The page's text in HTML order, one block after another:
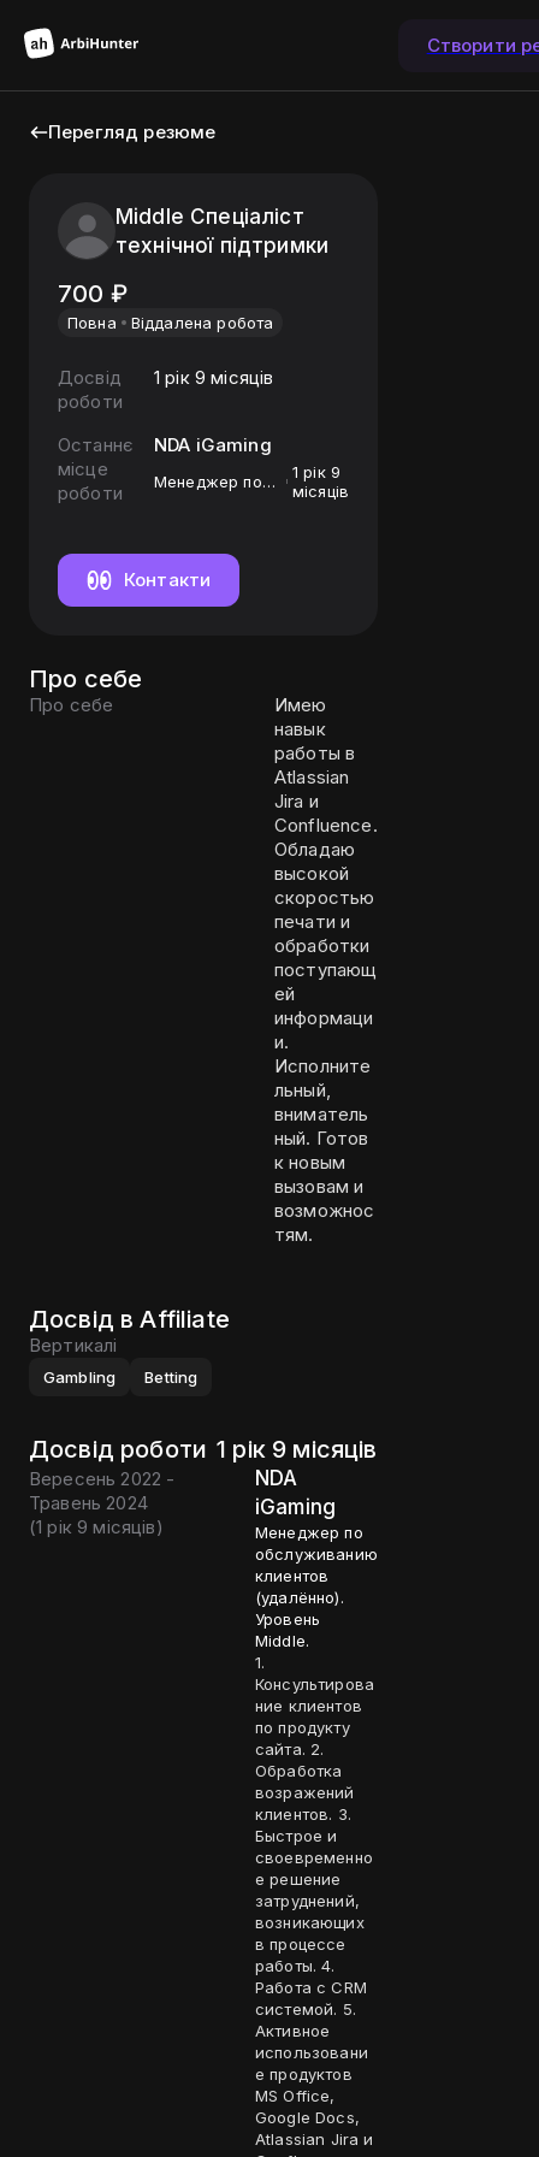
Створити
Перегляд резюме
Middle Спеціаліст
технічної підтримки
700 ₽
Повна Віддалена робота
Досвід
роботи
1 рік 9 місяців
Останнє
місце
роботи
NDA iGaming
Менеджер по
Уровень Middle.
1 рік 9
місяців
Контакти
Про себе
Про себе
Имею
навык
работы в
Atlassian
Jira и
Confluence.
Обладаю
высокой
скоростью
печати и
обработки
поступающ
ей
информаци
и.
Исполните
льный,
вниматель
ный. Готов
к новым
вызовам и
возможнос
тям.
Досвід в Affiliate
Вертикалі
Gambling Betting
Досвід роботи 1 рік 9 місяців
Вересень 2022 -
Травень 2024
(1 рік 9 місяців)
NDA
iGaming
Менеджер по
обслуживанию
клиентов
(удалённо).
Уровень
Middle.
1.
Консультирова
ние клиентов
по продукту
сайта. 2.
Обработка
возражений
клиентов. 3.
Быстрое и
своевременно
е решение
затруднений,
возникающих
в процессе
работы. 4.
Работа с CRM
системой. 5.
Активное
использовани
е продуктов
MS Office,
Google Docs,
Atlassian Jira и